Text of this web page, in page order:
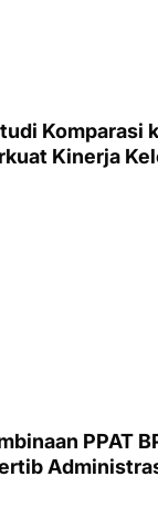
Komparasi
Kinerja
PPAT